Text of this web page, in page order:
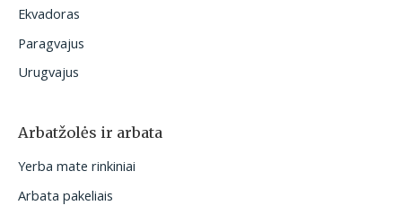
Ekvadoras
Paragvajus
Urugvajus
Arbatžolės ir arbata
Yerba mate rinkiniai
Arbata pakeliais